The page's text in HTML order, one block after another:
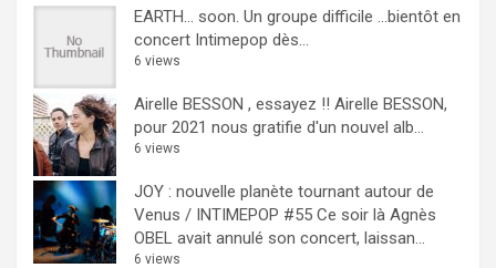
EARTH… soon. Un groupe difficile ...bientôt en
concert Intimepop dès...
6 views
Airelle BESSON , essayez !! Airelle BESSON,
pour 2021 nous gratifie d'un nouvel alb...
6 views
JOY : nouvelle planète tournant autour de
Venus / INTIMEPOP #55 Ce soir là Agnès
OBEL avait annulé son concert, laissan...
6 views